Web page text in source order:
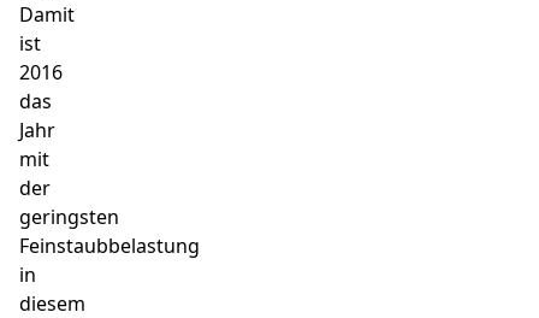
Damit
ist
2016
das
Jahr
mit
der
geringsten
Feinstaubbelastung
in
diesem